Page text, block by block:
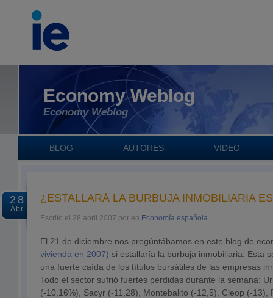
Economy Weblog
Economy Weblog
BLOG AUTORES VIDEO
28
Abr
¿ESTALLARÁ LA BURBUJA INMOBILIARIA
Escrito el 28 abril 2007 por en Economía española
El 21 de diciembre nos pregúntábamos en este blog de
vivienda en 2007) si estallaría la burbuja inmobiliaria. Esta
una fuerte caída de los títulos bursátiles de las empresas
Todo el sector sufrió fuertes pérdidas durante la semana:
(-10,16%), Sacyr (-11,28), Montebalito (-12,5), Cleop (-13),